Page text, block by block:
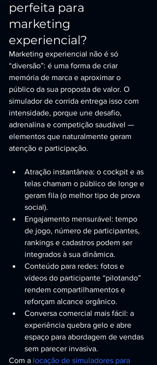
perfeita para
marketing
experiencial?
Marketing experiencial não é só
“diversão”: é uma forma de criar
memória de marca e aproximar o
público da sua proposta de valor. O
simulador de corrida entrega isso com
intensidade, porque une desafio,
adrenalina e competição saudável —
elementos que naturalmente geram
atenção e participação.
Atração instantânea: o cockpit e as
telas chamam o público de longe e
geram fila (o melhor tipo de prova
social).
Engajamento mensurável: tempo
de jogo, número de participantes,
rankings e cadastros podem ser
integrados à sua dinâmica.
Conteúdo para redes: fotos e
vídeos do participante “pilotando”
rendem compartilhamentos e
reforçam alcance orgânico.
Conversa comercial mais fácil: a
experiência quebra gelo e abre
espaço para abordagem de vendas
sem parecer invasiva.
Com a locação de simuladores para